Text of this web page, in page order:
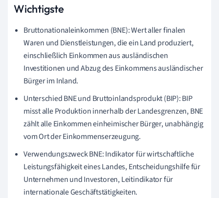
Wichtigste
Bruttonationaleinkommen (BNE): Wert aller finalen
Waren und Dienstleistungen, die ein Land produziert,
einschließlich Einkommen aus ausländischen
Investitionen und Abzug des Einkommens ausländischer
Bürger im Inland.
Unterschied BNE und Bruttoinlandsprodukt (BIP): BIP
misst alle Produktion innerhalb der Landesgrenzen, BNE
zählt alle Einkommen einheimischer Bürger, unabhängig
vom Ort der Einkommenserzeugung.
Verwendungszweck BNE: Indikator für wirtschaftliche
Leistungsfähigkeit eines Landes, Entscheidungshilfe für
Unternehmen und Investoren, Leitindikator für
internationale Geschäftstätigkeiten.